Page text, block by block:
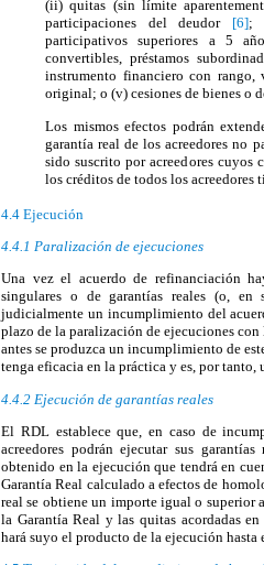
(ii) quitas (sin límite
participaciones del deudor [6];
participativos superiores a 5
convertibles, préstamos
instrumento financiero con rango,
original; o (v) cesiones de bienes o
Los mismos efectos podrán
garantía real de los acreedores no
sido suscrito por acreedores cuyos
los créditos de todos los
4.4 Ejecución
4.4.1 Paralización de ejecuciones
Una vez el acuerdo de refinanciación
singulares o de garantías reales (o,
judicialmente un incumplimiento del
plazo de la paralización de ejecuciones
antes se produzca un incumplimiento de
tenga eficacia en la práctica y es, por tanto,
4.4.2 Ejecución de garantías reales
El RDL establece que, en caso de
acreedores podrán ejecutar sus
obtenido en la ejecución que tendrá en
Garantía Real calculado a efectos de
real se obtiene un importe igual o superior
la Garantía Real y las quitas acordadas
hará suyo el producto de la ejecución